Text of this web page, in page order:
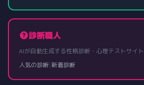
診断職人
AIが自動生成する性格診断・心理テストサイト
人気の診断|新着診断